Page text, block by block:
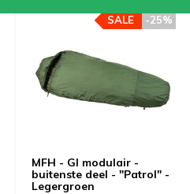
MFH - GI modulair -
buitenste deel - "Patrol" -
Legergroen
-25%
SALE